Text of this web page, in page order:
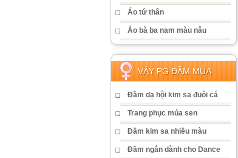
Áo tứ thân
Áo bà ba nam màu nâu
VÁY PG ĐẦM MÚA
Đầm dạ hội kim sa đuôi cá
Trang phục múa sen
Đầm kim sa nhiều màu
Đầm ngắn dành cho Dance